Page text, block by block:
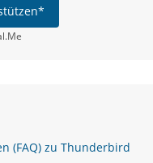
(FAQ) zu Thunderbird